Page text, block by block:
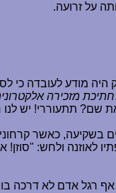
על זרועה.
מודע לעובדה כי
חתיכת מזכירה
שם? תתעוררי! יש
בשקיעה, כאשר
לאוזנה ולחש:
אף רגל אדם לא דרכה